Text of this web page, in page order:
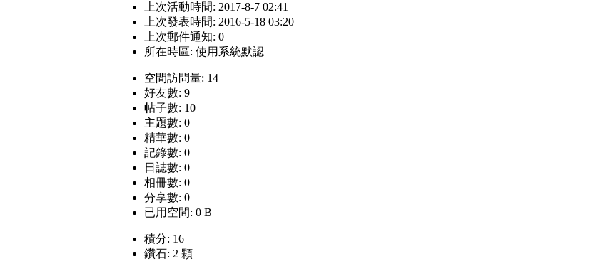
上次活動時間: 2017-8-7 02:41
上次發表時間: 2016-5-18 03:20
上次郵件通知: 0
所在時區: 使用系統默認
空間訪問量: 14
好友數: 9
帖子數: 10
主題數: 0
精華數: 0
記錄數: 0
日誌數: 0
相冊數: 0
分享數: 0
已用空間: 0 B
積分: 16
鑽石: 2 顆